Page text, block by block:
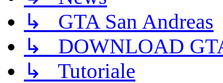
↳ GTA San Andreas
↳ DOWNLOAD
↳ Tutoriale